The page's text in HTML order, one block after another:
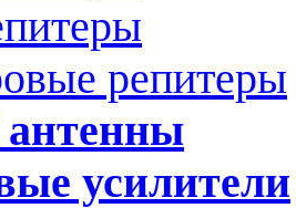
репитеры
антенны
усилители